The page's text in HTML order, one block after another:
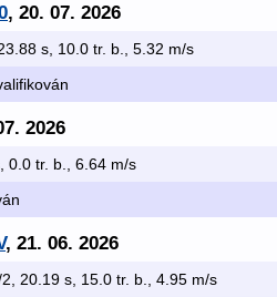
, 20. 07. 2026
s, 10.0 tr. b., 5.32 m/s
2026
0.0 tr. b., 6.64 m/s
, 21. 06. 2026
2, 20.19 s, 15.0 tr. b., 4.95 m/s